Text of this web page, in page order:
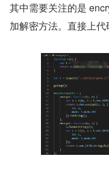
其中需要关注的是
加解密方法。直接上代